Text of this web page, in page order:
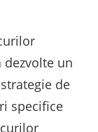
un
de
specifice